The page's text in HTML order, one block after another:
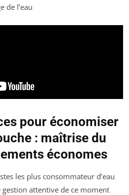
de l’eau
pour économiser
: maîtrise du
économes
les plus consommateur d’eau
gestion attentive de ce moment